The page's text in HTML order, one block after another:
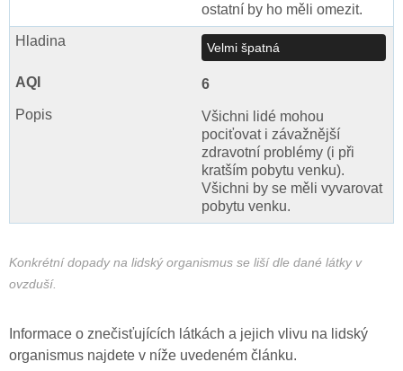
ostatní by ho měli omezit.
Velmi špatná
6
Všichni lidé mohou
pociťovat i závažnější
zdravotní problémy (i při
kratším pobytu venku).
Všichni by se měli vyvarovat
pobytu venku.
Konkrétní dopady na lidský organismus se liší dle dané látky v
ovzduší.
Informace o znečisťujících látkách a jejich vlivu na lidský
organismus najdete v níže uvedeném článku.